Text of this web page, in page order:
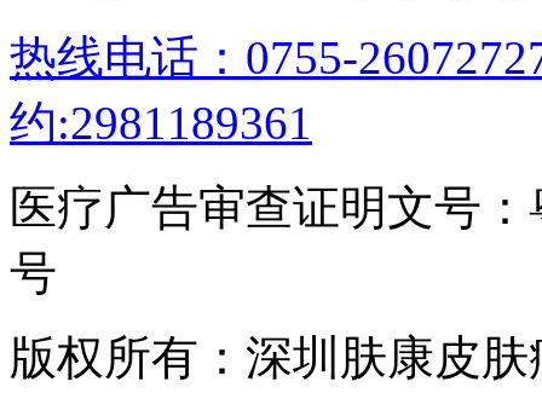
热线电话：0755-
约:2981189361
医疗广告审查证明文号
号
版权所有：深圳肤康皮